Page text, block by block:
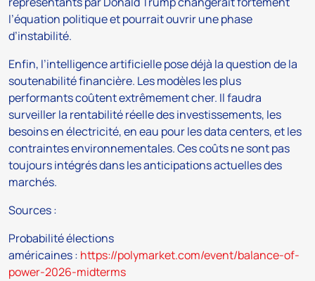
l’équation politique et pourrait ouvrir une phase
d’instabilité.
Enfin, l’intelligence artificielle pose déjà la question de la
soutenabilité financière. Les modèles les plus
performants coûtent extrêmement cher. Il faudra
surveiller la rentabilité réelle des investissements, les
besoins en électricité, en eau pour les data centers, et les
contraintes environnementales. Ces coûts ne sont pas
toujours intégrés dans les anticipations actuelles des
marchés.
Sources :
Probabilité élections
américaines : https://polymarket.com/event/balance-of-
power-2026-midterms